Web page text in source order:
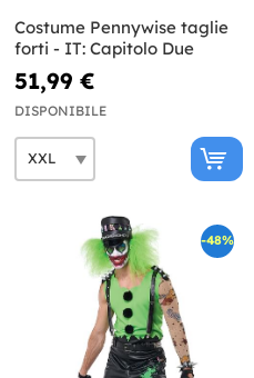
Costume Pennywise taglie
forti - IT: Capitolo Due
51,99 €
DISPONIBILE
-48%